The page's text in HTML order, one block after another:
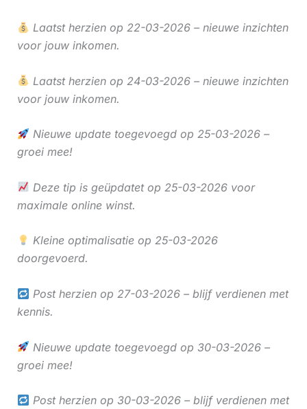
Laatst herzien op 22-03-2026 – nieuwe inzichten
voor jouw inkomen.
Laatst herzien op 24-03-2026 – nieuwe inzichten
voor jouw inkomen.
Nieuwe update toegevoegd op 25-03-2026 –
groei mee!
Deze tip is geüpdatet op 25-03-2026 voor
maximale online winst.
Kleine optimalisatie op 25-03-2026
doorgevoerd.
Post herzien op 27-03-2026 – blijf verdienen met
kennis.
Nieuwe update toegevoegd op 30-03-2026 –
groei mee!
Post herzien op 30-03-2026 – blijf verdienen met